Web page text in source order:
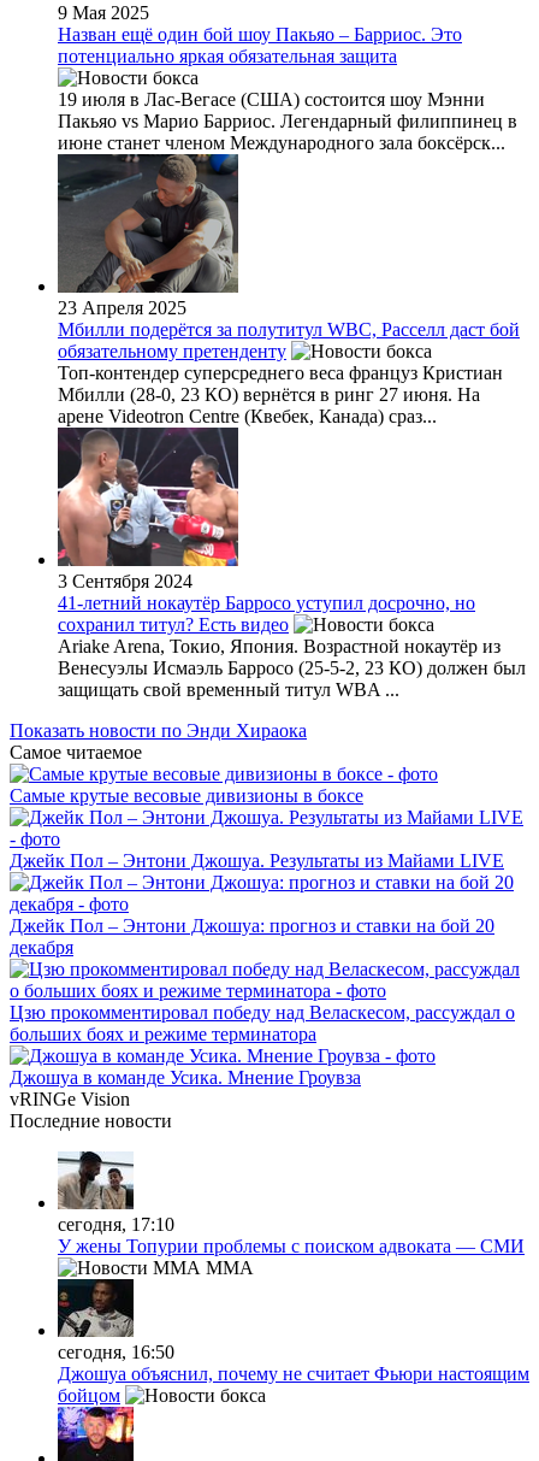
9 Мая 2025
Назван ещё один бой шоу Пакьяо – Барриос. Это
потенциально яркая обязательная защита
19 июля в Лас-Вегасе (США) состоится шоу Мэнни
Пакьяо vs Марио Барриос. Легендарный филиппинец в
июне станет членом Международного зала боксёрск...
23 Апреля 2025
Мбилли подерётся за полутитул WBC, Расселл даст бой
обязательному претенденту
Топ-контендер суперсреднего веса француз Кристиан
Мбилли (28-0, 23 КО) вернётся в ринг 27 июня. На
арене Videotron Centre (Квебек, Канада) сраз...
3 Сентября 2024
41-летний нокаутёр Барросо уступил досрочно, но
сохранил титул? Есть видео
Ariake Arena, Токио, Япония. Возрастной нокаутёр из
Венесуэлы Исмаэль Барросо (25-5-2, 23 КО) должен был
защищать свой временный титул WBA ...
Показать новости по Энди Хираока
Самое читаемое
Самые крутые весовые дивизионы в боксе
Джейк Пол – Энтони Джошуа. Результаты из Майами LIVE
Джейк Пол – Энтони Джошуа: прогноз и ставки на бой 20
декабря
Цзю прокомментировал победу над Веласкесом, рассуждал о
больших боях и режиме терминатора
Джошуа в команде Усика. Мнение Гроувза
vRINGe Vision
Последние новости
сегодня, 17:10
У жены Топурии проблемы с поиском адвоката — СМИ
MMA
сегодня, 16:50
Джошуа объяснил, почему не считает Фьюри настоящим
бойцом